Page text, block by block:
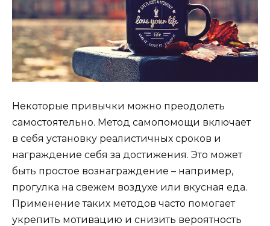
Некоторые привычки можно преодолеть
самостоятельно. Метод самопомощи включает
в себя установку реалистичных сроков и
награждение себя за достижения. Это может
быть простое вознаграждение – например,
прогулка на свежем воздухе или вкусная еда.
Применение таких методов часто помогает
укрепить мотивацию и снизить вероятность